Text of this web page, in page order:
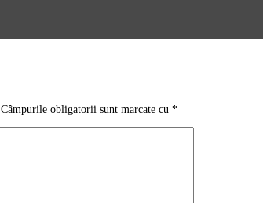
Câmpurile obligatorii sunt marcate cu *